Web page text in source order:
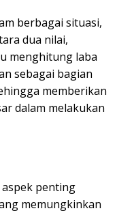
berbagai situasi,
dua nilai,
menghitung laba
sebagai bagian
memberikan
dalam melakukan
penting
memungkinkan